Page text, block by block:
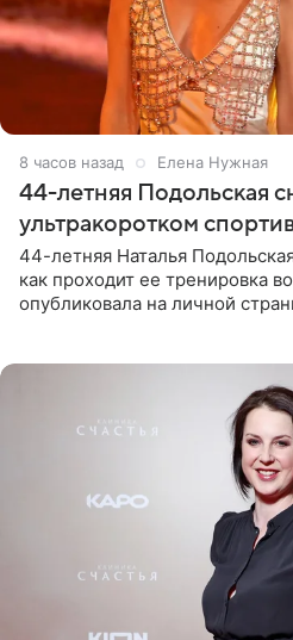
8 часов назад Елена Нужная
44-летняя Подольская
ультракоротком
44-летняя Наталья
как проходит ее тренировка
опубликовала на личной